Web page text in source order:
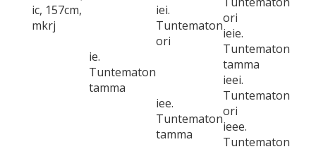
ic, 157cm,
mkrj
ie.
Tuntematon
tamma
iei.
Tuntematon
ori
ori
ieie.
Tuntematon
tamma
iee.
Tuntematon
tamma
ieei.
Tuntematon
ori
ieee.
Tuntematon